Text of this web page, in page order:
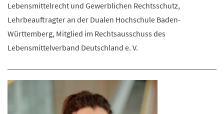
Lebensmittelrecht und Gewerblichen Rechtsschutz,
Lehrbeauftragter an der Dualen Hochschule Baden-
Württemberg, Mitglied im Rechtsausschuss des
Lebensmittelverband Deutschland e. V.